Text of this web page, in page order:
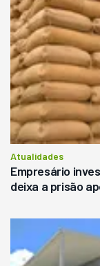
Atualidades
Empresário
deixa a prisão